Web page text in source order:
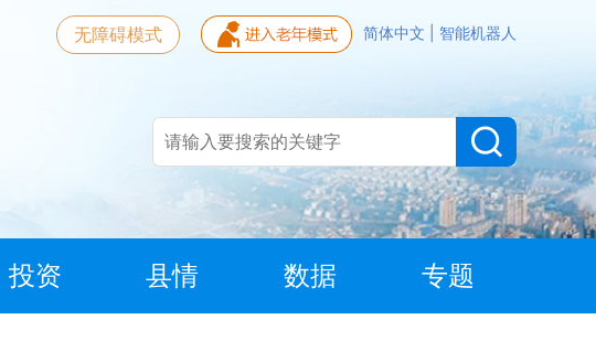
简体中文 智能机器人
无障碍模式
投资 县情 数据 专题